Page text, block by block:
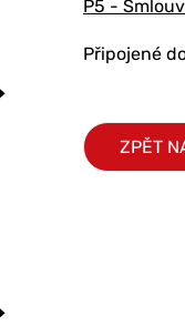
P5 -
Připojené
ZPĚT